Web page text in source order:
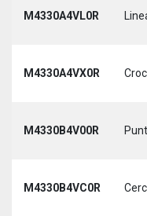
M4330A4VL0R
M4330A4VX0R
M4330B4V00R
M4330B4VC0R